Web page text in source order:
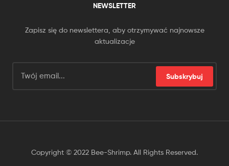
NEWSLETTER
Zapisz się do newslettera, aby otrzymywać najnowsze
aktualizacje
Subskrybuj
Copyright © 2022 Bee-Shrimp. All Rights Reserved.